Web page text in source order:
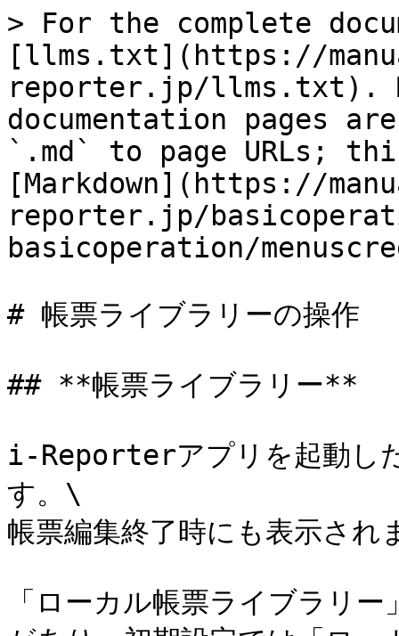
> For the complete
[llms.txt](https://
reporter.jp/llms.txt).
documentation pages
`.md` to page URLs;
[Markdown](https://
reporter.jp/
basicoperation/
# 帳票ライブラリーの操作
## **帳票ライブラリー**
i-Reporterアプリを起動し
す。\
帳票編集終了時にも表示され
「ローカル帳票ライブラリ